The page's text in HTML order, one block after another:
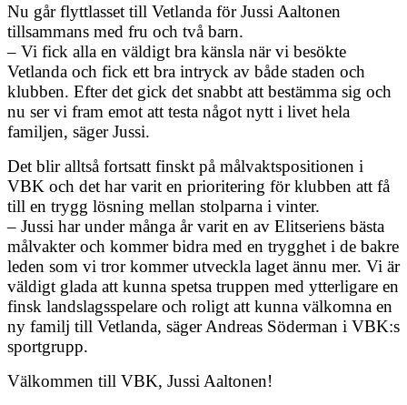
Nu går flyttlasset till Vetlanda för Jussi Aaltonen
tillsammans med fru och två barn.
– Vi fick alla en väldigt bra känsla när vi besökte
Vetlanda och fick ett bra intryck av både staden och
klubben. Efter det gick det snabbt att bestämma sig och
nu ser vi fram emot att testa något nytt i livet hela
familjen, säger Jussi.
Det blir alltså fortsatt finskt på målvaktspositionen i
VBK och det har varit en prioritering för klubben att få
till en trygg lösning mellan stolparna i vinter.
– Jussi har under många år varit en av Elitseriens bästa
målvakter och kommer bidra med en trygghet i de bakre
leden som vi tror kommer utveckla laget ännu mer. Vi är
väldigt glada att kunna spetsa truppen med ytterligare en
finsk landslagsspelare och roligt att kunna välkomna en
ny familj till Vetlanda, säger Andreas Söderman i VBK:s
sportgrupp.
Välkommen till VBK, Jussi Aaltonen!